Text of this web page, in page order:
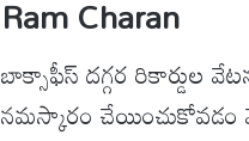
Ram Charan
బాక్సాఫీస్ దగ్గర రికార్డుల
నమస్కారం చేయించుకోవడం